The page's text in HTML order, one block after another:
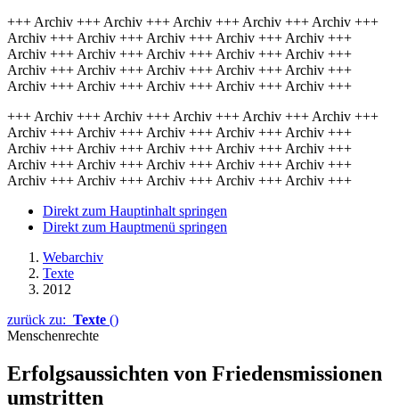
+++ Archiv +++ Archiv +++ Archiv +++ Archiv +++ Archiv +++
Archiv +++ Archiv +++ Archiv +++ Archiv +++ Archiv +++
Archiv +++ Archiv +++ Archiv +++ Archiv +++ Archiv +++
Archiv +++ Archiv +++ Archiv +++ Archiv +++ Archiv +++
Archiv +++ Archiv +++ Archiv +++ Archiv +++ Archiv +++
+++ Archiv +++ Archiv +++ Archiv +++ Archiv +++ Archiv +++
Archiv +++ Archiv +++ Archiv +++ Archiv +++ Archiv +++
Archiv +++ Archiv +++ Archiv +++ Archiv +++ Archiv +++
Archiv +++ Archiv +++ Archiv +++ Archiv +++ Archiv +++
Archiv +++ Archiv +++ Archiv +++ Archiv +++ Archiv +++
Direkt zum Hauptinhalt springen
Direkt zum Hauptmenü springen
Webarchiv
Texte
2012
zurück zu: Texte ()
Menschenrechte
Erfolgsaussichten von Friedensmissionen
umstritten